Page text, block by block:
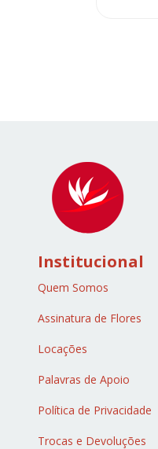
Institucional
Quem Somos
Assinatura de Flores
Locações
Palavras de Apoio
Política de Privacidade
Trocas e Devoluções